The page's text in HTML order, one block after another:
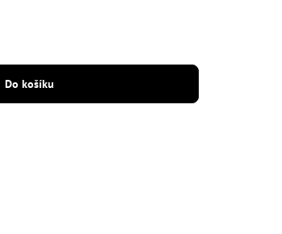
Do košíku